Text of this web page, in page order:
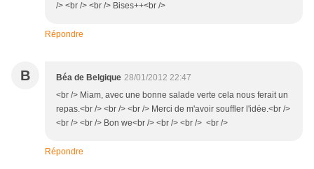
/> <br /> <br /> Bises++<br />
Répondre
B Béa de Belgique 28/01/2012 22:47
<br /> Miam, avec une bonne salade verte cela nous ferait un
repas.<br /> <br /> <br /> Merci de m'avoir souffler l'idée.<br />
<br /> <br /> Bon we<br /> <br /> <br /> <br />
Répondre